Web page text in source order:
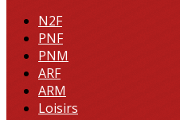
N2F
PNF
PNM
ARF
ARM
Loisirs